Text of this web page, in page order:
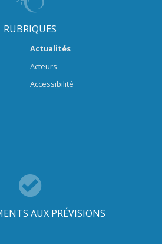
RUBRIQUES
Actualités
Acteurs
Accessibilité
AUX PRÉVISIONS